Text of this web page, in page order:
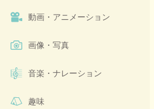
動画・アニメーション
画像・写真
音楽・ナレーション
趣味